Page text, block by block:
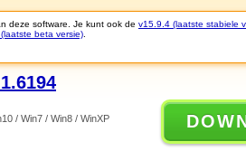
deze software. Je kunt ook de v15.9.4 (laatste stabiele
beta versie)
/ Win7 / Win8 / WinXP